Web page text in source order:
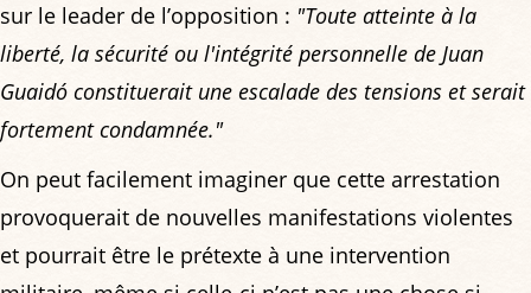
sur le leader de l’opposition : "Toute atteinte à la
liberté, la sécurité ou l'intégrité personnelle de Juan
Guaidó constituerait une escalade des tensions et serait
fortement condamnée."
On peut facilement imaginer que cette arrestation
provoquerait de nouvelles manifestations violentes
et pourrait être le prétexte à une intervention